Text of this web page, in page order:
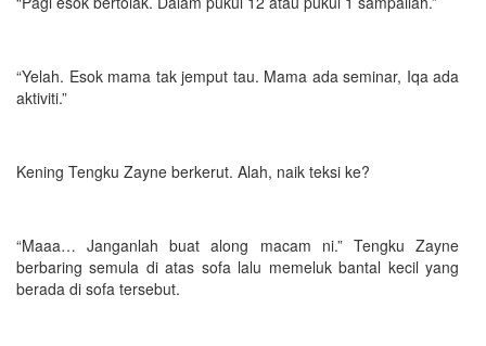
“Yelah. Esok mama tak jemput tau. Mama ada seminar, Iqa ada
aktiviti.”
Kening Tengku Zayne berkerut. Alah, naik teksi ke?
“Maaa… Janganlah buat along macam ni.” Tengku Zayne
berbaring semula di atas sofa lalu memeluk bantal kecil yang
berada di sofa tersebut.